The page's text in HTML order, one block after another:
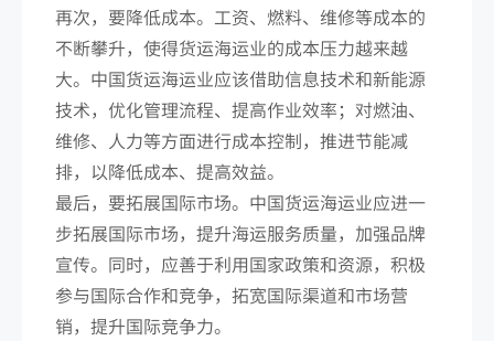
再次，要降低成本。工资、燃料、维修等成本的
不断攀升，使得货运海运业的成本压力越来越
大。中国货运海运业应该借助信息技术和新能源
技术，优化管理流程、提高作业效率；对燃油、
维修、人力等方面进行成本控制，推进节能减
排，以降低成本、提高效益。
最后，要拓展国际市场。中国货运海运业应进一
步拓展国际市场，提升海运服务质量，加强品牌
宣传。同时，应善于利用国家政策和资源，积极
参与国际合作和竞争，拓宽国际渠道和市场营
销，提升国际竞争力。